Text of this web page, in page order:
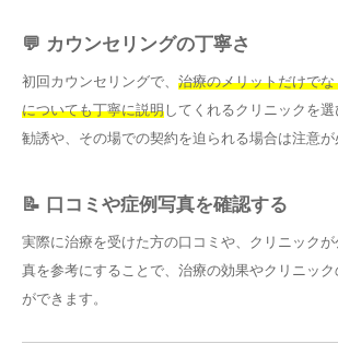
💬 カウンセリングの丁寧さ
初回カウンセリングで、 治療のメリットだけで
についても丁寧に説明 してくれるクリニックを
勧誘や、その場での契約を迫られる場合は注意が
📝 口コミや症例写真を確認する
実際に治療を受けた方の口コミや、クリニック
真を参考にすることで、治療の効果やクリニック
ができます。